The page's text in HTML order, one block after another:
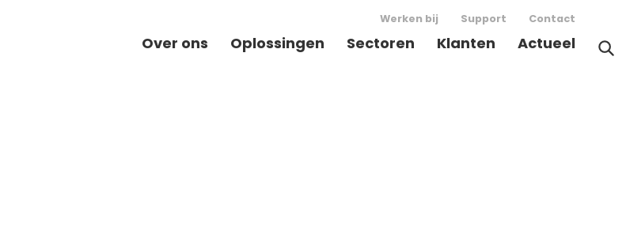
Werken bij Support Contact
Over ons Oplossingen Sectoren Klanten Actueel